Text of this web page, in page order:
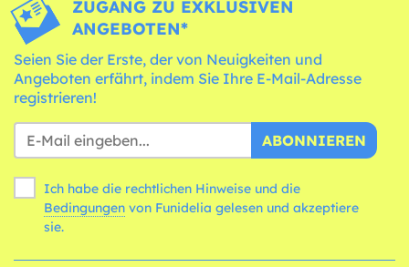
ZUGANG ZU EXKLUSIVEN
ANGEBOTEN*
Seien Sie der Erste, der von Neuigkeiten und
Angeboten erfährt, indem Sie Ihre E-Mail-Adresse
registrieren!
ABONNIEREN
Ich habe die rechtlichen Hinweise und die
Bedingungen
sie.